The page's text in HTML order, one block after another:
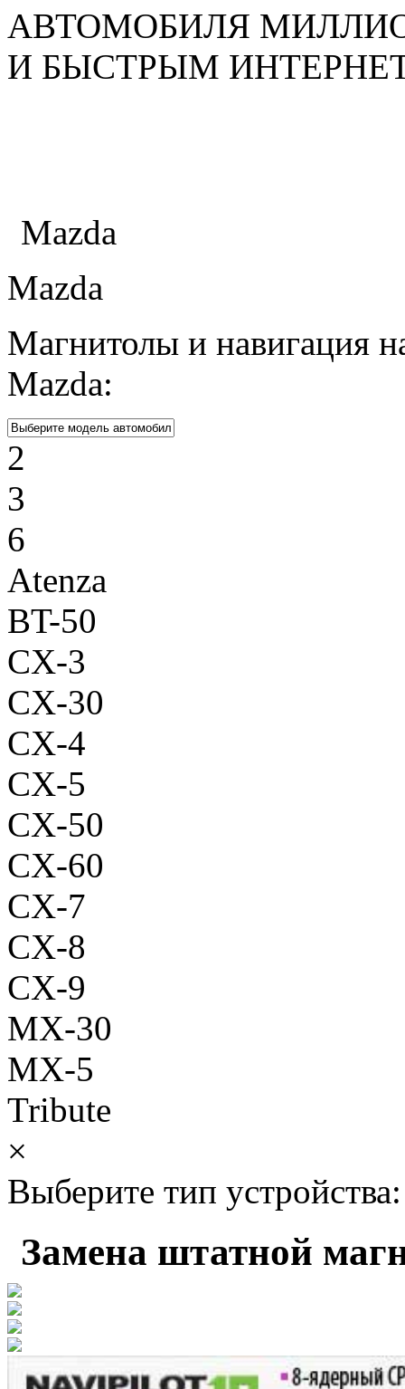
АВТОМОБИЛЯ
И БЫСТРЫМ
Mazda
Mazda
Магнитолы и навигация
Mazda:
2
3
6
Atenza
BT-50
CX-3
CX-30
CX-4
CX-5
CX-50
CX-60
CX-7
CX-8
CX-9
MX-30
MX-5
Tribute
×
Выберите тип устройства:
Замена штатной